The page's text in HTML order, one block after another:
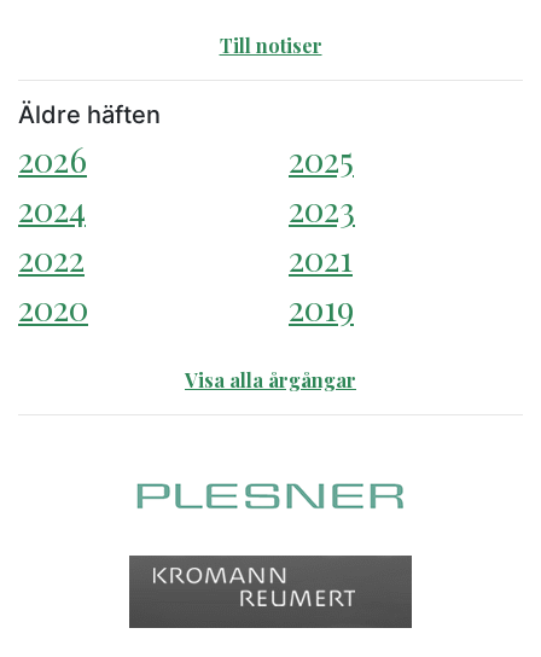
Till notiser
Äldre häften
2026
2025
2024
2023
2022
2021
2020
2019
Visa alla årgångar